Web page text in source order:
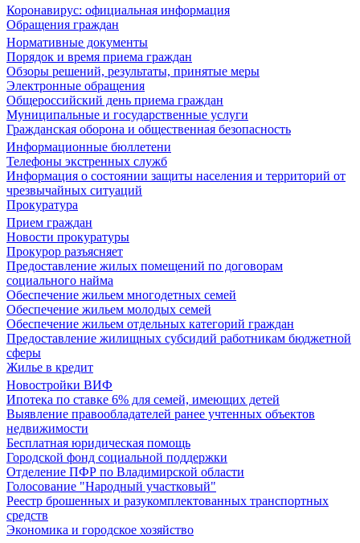
Коронавирус: официальная информация
Обращения граждан
Нормативные документы
Порядок и время приема граждан
Обзоры решений, результаты, принятые меры
Электронные обращения
Общероссийский день приема граждан
Муниципальные и государственные услуги
Гражданская оборона и общественная безопасность
Информационные бюллетени
Телефоны экстренных служб
Информация о состоянии защиты населения и территорий от
чрезвычайных ситуаций
Прокуратура
Прием граждан
Новости прокуратуры
Прокурор разъясняет
Предоставление жилых помещений по договорам
социального найма
Обеспечение жильем многодетных семей
Обеспечение жильем молодых семей
Обеспечение жильем отдельных категорий граждан
Предоставление жилищных субсидий работникам бюджетной
сферы
Жилье в кредит
Новостройки ВИФ
Ипотека по ставке 6% для семей, имеющих детей
Выявление правообладателей ранее учтенных объектов
недвижимости
Бесплатная юридическая помощь
Городской фонд социальной поддержки
Отделение ПФР по Владимирской области
Голосование "Народный участковый"
Реестр брошенных и разукомплектованных транспортных
средств
Экономика и городское хозяйство